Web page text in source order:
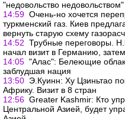
"недовольство
14:59 Очень-но хочется
туркменский газ. Киев
вернуть старую схему
14:52 Трубные переговоры.
начал визит в Германию,
14:05 "Алас": Белеющие
заблудшая нация
13:50 Э.Куинн: Ху Цзиньтао
Африку. Визит в 8 стран
12:56 Greater Kashmir: Кто
Центральной Азией, будет